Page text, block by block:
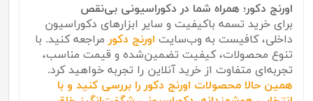
اورنج دکور؛ همراه شما در دکوراسیونی بی‌نقص
برای خرید تسمه باکیفیت و سایر ابزارهای دکوراسیون
داخلی، کافیست به وب‌سایت اورنج دکور مراجعه کنید. با
تنوع محصولات، کیفیت تضمین‌شده و قیمت مناسب،
تجربه‌ای متفاوت از خرید آنلاین را تجربه خواهید کرد.
همین حالا محصولات اورنج دکور را بررسی کنید و با